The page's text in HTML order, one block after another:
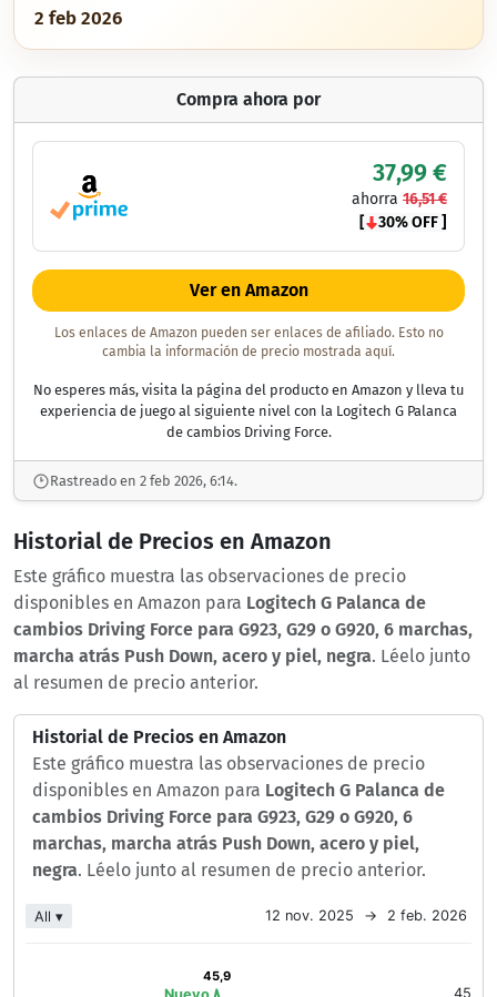
2 feb 2026
Compra ahora por
37,99 €
ahorra 16,51 €
[
30% OFF ]
Ver en Amazon
Los enlaces de Amazon pueden ser enlaces de afiliado. Esto no
cambia la información de precio mostrada aquí.
No esperes más, visita la página del producto en Amazon y lleva tu
experiencia de juego al siguiente nivel con la Logitech G Palanca
de cambios Driving Force.
Rastreado en 2 feb 2026, 6:14.
Historial de Precios en Amazon
Este gráfico muestra las observaciones de precio
disponibles en Amazon para Logitech G Palanca de
cambios Driving Force para G923, G29 o G920, 6 marchas,
marcha atrás Push Down, acero y piel, negra. Léelo junto
al resumen de precio anterior.
Historial de Precios en Amazon
Este gráfico muestra las observaciones de precio
disponibles en Amazon para Logitech G Palanca de
cambios Driving Force para G923, G29 o G920, 6
marchas, marcha atrás Push Down, acero y piel,
negra. Léelo junto al resumen de precio anterior.
Chart
The chart has 1 X axis displaying Time. Data ranges from
45,9
45,9
12 nov. 2025 → 2 feb. 2026
All ▾
45